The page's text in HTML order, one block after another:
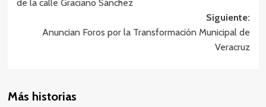
de la calle Graciano Sánchez
Siguiente:
Anuncian Foros por la Transformación Municipal de
Veracruz
Más historias